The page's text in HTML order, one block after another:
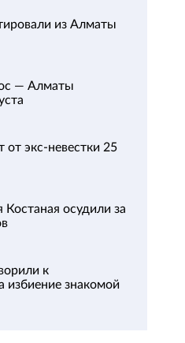
из Алматы
— Алматы
экс-невестки 25
осудили за
к
избиение знакомой